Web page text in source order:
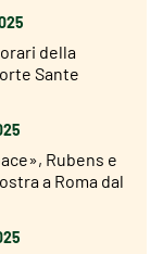
della
Sante
Rubens e
a Roma dal